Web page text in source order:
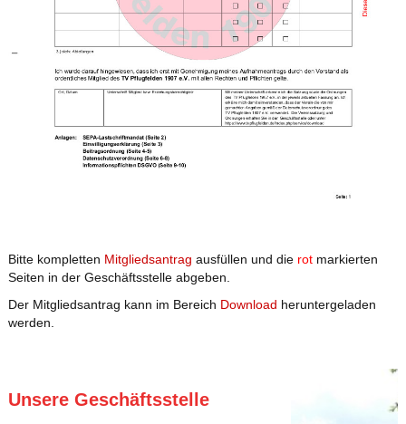
Bitte kompletten Mitgliedsantrag ausfüllen und die rotmarkierten
Seiten in der Geschäftsstelle abgeben.
Der Mitgliedsantrag kann im Bereich Download heruntergeladen
werden.
Unsere Geschäftsstelle